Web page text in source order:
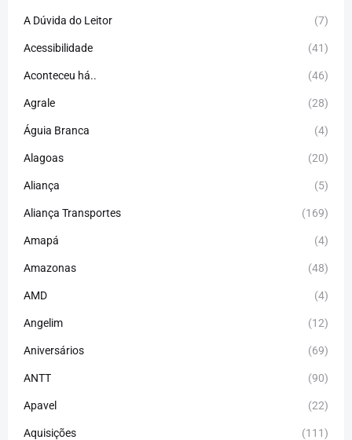
A Dúvida do Leitor (7)
Acessibilidade (41)
Aconteceu há.. (46)
Agrale (28)
Águia Branca (4)
Alagoas (20)
Aliança (5)
Aliança Transportes (169)
Amapá (4)
Amazonas (48)
AMD (4)
Angelim (12)
Aniversários (69)
ANTT (90)
Apavel (22)
Aquisições (111)